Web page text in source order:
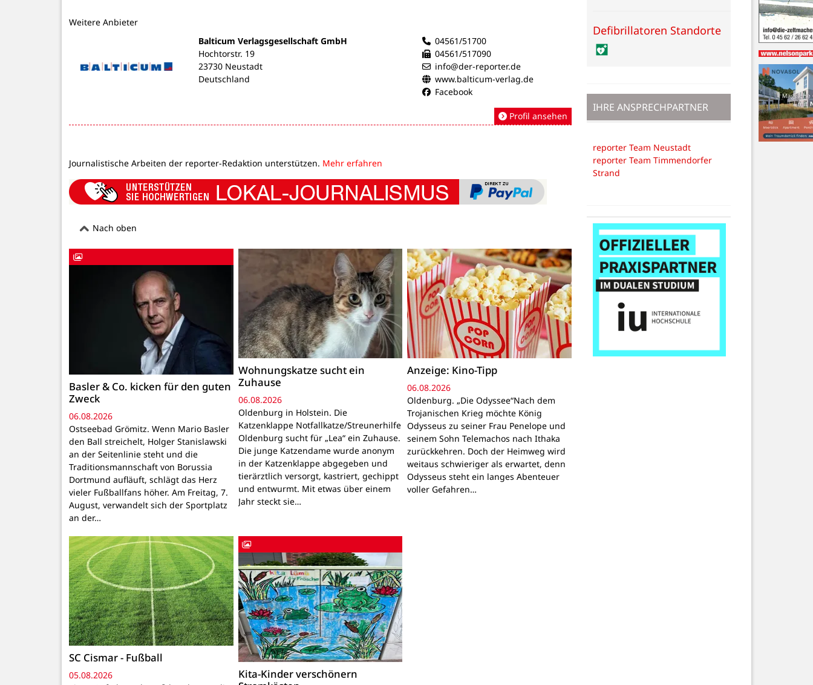
Weitere Anbieter
Balticum Verlagsgesellschaft GmbH
Hochtorstr. 19
23730 Neustadt
Deutschland
04561/51700
04561/517090
info@der-reporter.de
www.balticum-verlag.de
Facebook
Profil ansehen
Journalistische Arbeiten der reporter-Redaktion unterstützen. Mehr erfahren
Nach oben
Basler & Co. kicken für den guten
Zweck
06.08.2026
Ostseebad Grömitz. Wenn Mario Basler
den Ball streichelt, Holger Stanislawski
an der Seitenlinie steht und die
Traditionsmannschaft von Borussia
Dortmund aufläuft, schlägt das Herz
vieler Fußballfans höher. Am Freitag, 7.
August, verwandelt sich der Sportplatz
an der…
Wohnungskatze sucht ein
Zuhause
06.08.2026
Oldenburg in Holstein. Die
Katzenklappe Notfallkatze/Streunerhilfe
Oldenburg sucht für „Lea“ ein Zuhause.
Die junge Katzendame wurde anonym
in der Katzenklappe abgegeben und
tierärztlich versorgt, kastriert, gechippt
und entwurmt. Mit etwas über einem
Jahr steckt sie…
Anzeige: Kino-Tipp
06.08.2026
Oldenburg. „Die Odyssee“Nach dem
Trojanischen Krieg möchte König
Odysseus zu seiner Frau Penelope und
seinem Sohn Telemachos nach Ithaka
zurückkehren. Doch der Heimweg wird
weitaus schwieriger als erwartet, denn
Odysseus steht ein langes Abenteuer
voller Gefahren…
SC Cismar - Fußball
05.08.2026
Kita-Kinder verschönern
Defibrillatoren Standorte
IHRE ANSPRECHPARTNER
reporter Team Neustadt
reporter Team Timmendorfer
Strand